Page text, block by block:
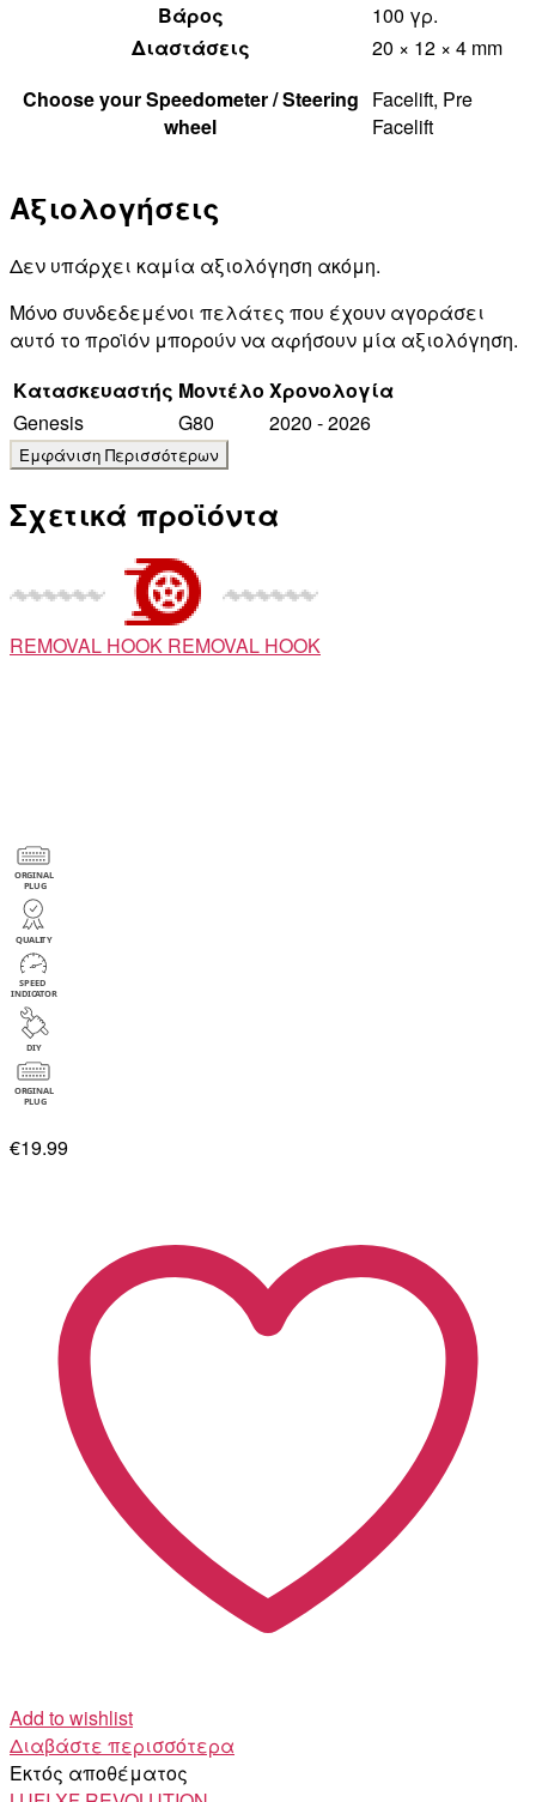
Βάρος
100 γρ.
Διαστάσεις
20 × 12 × 4 mm
Choose your Speedometer / Steering
wheel
Facelift, Pre
Facelift
Αξιολογήσεις
Δεν υπάρχει καμία αξιολόγηση ακόμη.
Μόνο συνδεδεμένοι πελάτες που έχουν αγοράσει
αυτό το προϊόν μπορούν να αφήσουν μία αξιολόγηση.
Κατασκευαστής Μοντέλο Χρονολογία
Genesis
G80 2020 - 2026
Σχετικά προϊόντα
REMOVAL HOOK REMOVAL HOOK
€19.99
Add to wishlist
Διαβάστε περισσότερα
Εκτός αποθέματος